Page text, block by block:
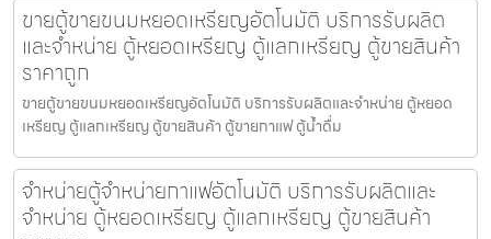
ขายตู้ขายขนมหยอดเหรียญ​​อัตโนมัติ บริการรับผลิต
และจำหน่าย ตู้หยอดเหรียญ ตู้แลกเหรียญ ตู้ขายสินค้า
ราคาถูก
ขายตู้ขายขนมหยอดเหรียญ​​อัตโนมัติ บริการรับผลิตและจำหน่าย ตู้หยอด
เหรียญ ตู้แลกเหรียญ ตู้ขายสินค้า ตู้ขายกาแฟ ตู้น้ำดื่ม
จำหน่ายตู้จำหน่ายกาแฟ​อัตโนมัติ บริการรับผลิตและ
จำหน่าย ตู้หยอดเหรียญ ตู้แลกเหรียญ ตู้ขายสินค้า